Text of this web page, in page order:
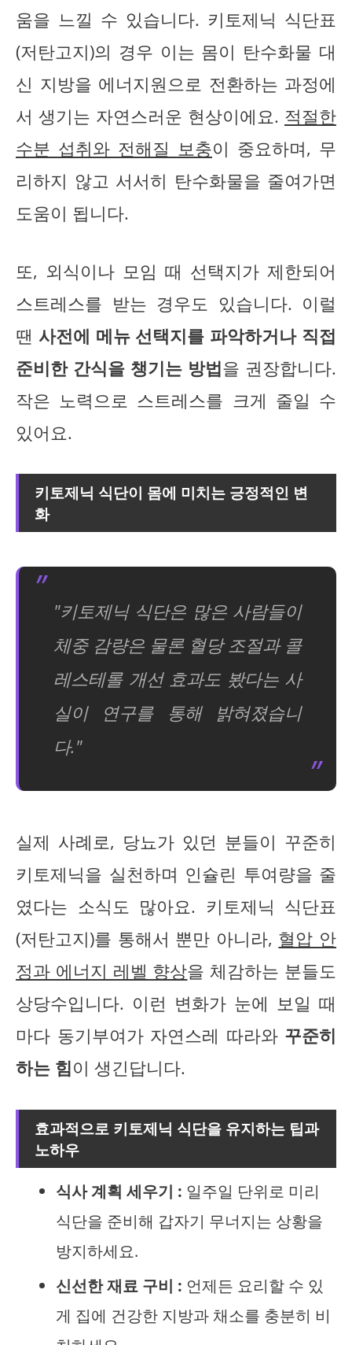
움을 느낄 수 있습니다. 키토제닉 식단표
(저탄고지)의 경우 이는 몸이 탄수화물 대
신 지방을 에너지원으로 전환하는 과정에
서 생기는 자연스러운 현상이에요. 적절한
수분 섭취와 전해질 보충이 중요하며, 무
리하지 않고 서서히 탄수화물을 줄여가면
도움이 됩니다.
또, 외식이나 모임 때 선택지가 제한되어
스트레스를 받는 경우도 있습니다. 이럴
땐 사전에 메뉴 선택지를 파악하거나 직접
준비한 간식을 챙기는 방법을 권장합니다.
작은 노력으로 스트레스를 크게 줄일 수
있어요.
키토제닉 식단이 몸에 미치는 긍정적인 변
화
"키토제닉 식단은 많은 사람들이
체중 감량은 물론 혈당 조절과 콜
레스테롤 개선 효과도 봤다는 사
실이 연구를 통해 밝혀졌습니
다."
실제 사례로, 당뇨가 있던 분들이 꾸준히
키토제닉을 실천하며 인슐린 투여량을 줄
였다는 소식도 많아요. 키토제닉 식단표
(저탄고지)를 통해서 뿐만 아니라, 혈압 안
정과 에너지 레벨 향상을 체감하는 분들도
상당수입니다. 이런 변화가 눈에 보일 때
마다 동기부여가 자연스레 따라와 꾸준히
하는 힘이 생긴답니다.
효과적으로 키토제닉 식단을 유지하는 팁과
노하우
식사 계획 세우기 : 일주일 단위로 미리
식단을 준비해 갑자기 무너지는 상황을
방지하세요.
신선한 재료 구비 : 언제든 요리할 수 있
게 집에 건강한 지방과 채소를 충분히 비